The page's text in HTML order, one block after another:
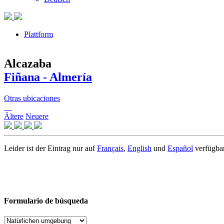
Plattform
Alcazaba
Fiñana - Almería
Otras ubicaciones
Ältere Neuere
Leider ist der Eintrag nur aufFrançais, English und Español
Formulario de búsqueda